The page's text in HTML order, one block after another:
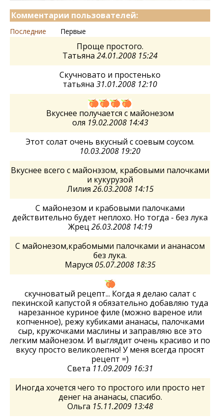
Комментарии пользователей:
Последние Первые
Проще простого.
Татьяна 24.01.2008 15:24
Скучновато и простенько
татьяна 31.01.2008 12:10
Вкуснее получается с майонезом
оля 19.02.2008 14:43
Этот солат очень вкусный с соевым соусом.
10.03.2008 19:20
Вкуснее всего с майонэзом, крабовыми палочками
и кукурузой
Лилия 26.03.2008 14:15
С майонезом и крабовыми палочками
действительно будет неплохо. Но тогда - без лука
Жрец 26.03.2008 14:19
С майонезом,крабомыми палочками и ананасом
без лука.
Маруся 05.07.2008 18:35
скучноватый рецепт... Когда я делаю салат с
пекинской капустой я обязательно добавляю туда
нарезанное куриное филе (можно вареное или
копченное), режу кубиками ананасы, палочками
сыр, кружочками маслины и заправляю все это
легким майонезом. И выглядит очень красиво и по
вкусу просто великолепно! У меня всегда просят
рецепт =)
Света 11.09.2009 16:31
Иногда хочется чего то простого или просто нет
денег на ананасы, спасибо.
Ольга 15.11.2009 13:48